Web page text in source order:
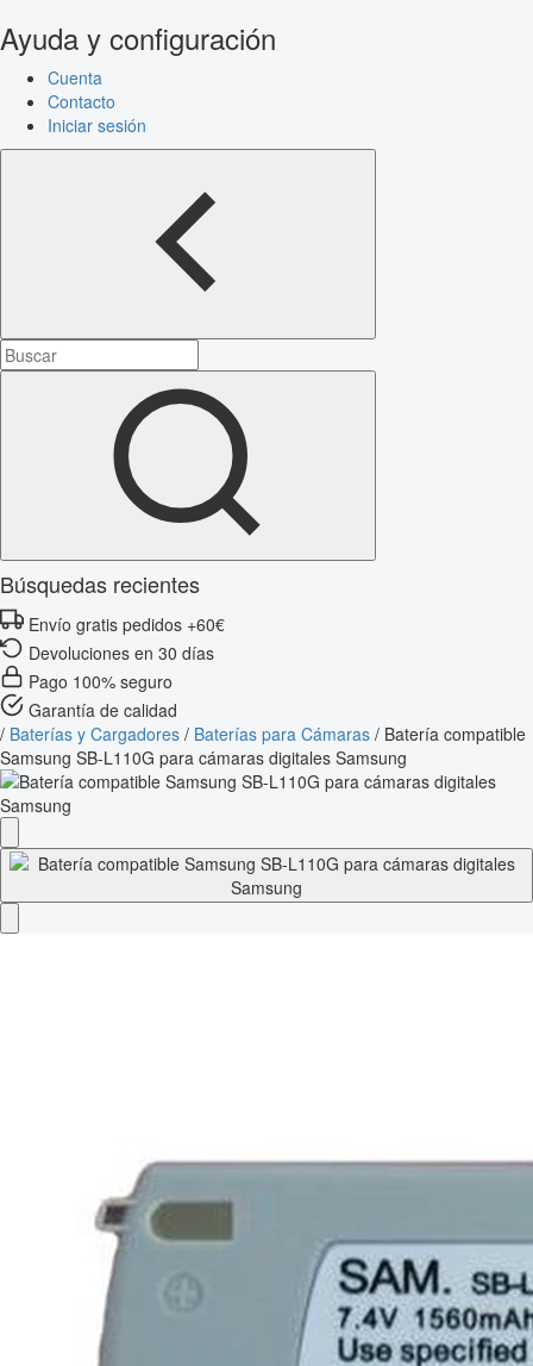
Ayuda y configuración
Cuenta
Contacto
Iniciar sesión
Búsquedas recientes
Envío gratis pedidos +60€
Devoluciones en 30 días
Pago 100% seguro
Garantía de calidad
/ Baterías y Cargadores / Baterías para Cámaras / Batería compatible
Samsung SB-L110G para cámaras digitales Samsung